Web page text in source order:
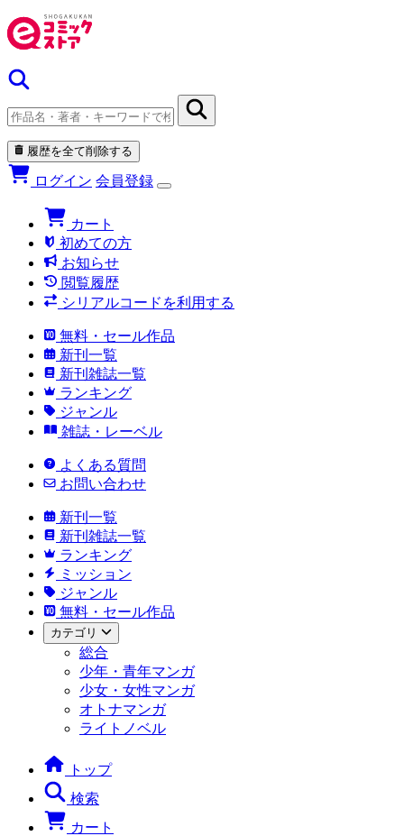
履歴を全て削除する
ログイン 会員登録
カート
初めての方
お知らせ
閲覧履歴
シリアルコードを利用する
無料・セール作品
新刊一覧
新刊雑誌一覧
ランキング
ジャンル
雑誌・レーベル
よくある質問
お問い合わせ
新刊一覧
新刊雑誌一覧
ランキング
ミッション
ジャンル
無料・セール作品
カテゴリ
総合
少年・青年マンガ
少女・女性マンガ
オトナマンガ
ライトノベル
トップ
検索
カート